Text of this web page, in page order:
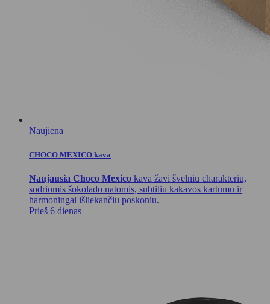
Naujiena
CHOCO MEXICO kava
Naujausia Choco Mexico kava žavi švelniu charakteriu,
sodriomis šokolado natomis, subtiliu kakavos kartumu ir
harmoningai išliekančiu poskoniu.
Prieš 6 dienas